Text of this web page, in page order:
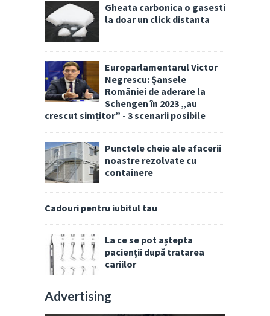
Gheata carbonica o gasesti
la doar un click distanta
Europarlamentarul Victor
Negrescu: Șansele
României de aderare la
Schengen în 2023 „au
crescut simțitor” - 3 scenarii posibile
Punctele cheie ale afacerii
noastre rezolvate cu
containere
Cadouri pentru iubitul tau
La ce se pot aștepta
pacienții după tratarea
cariilor
Advertising